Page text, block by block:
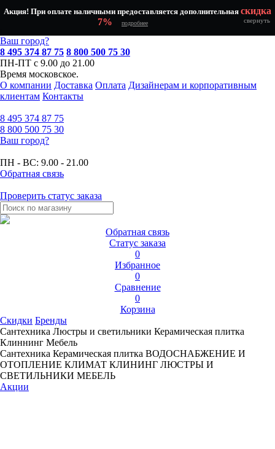
Акция! При оплате наличными предоставляется дополнительная скидка
7%
подробнее свернуть
Ваш город?
8 495 374 87 75 8 800 500 75 30
ПН-ПТ с 9.00 до 21.00
Время московское.
О компании Доставка Оплата Дизайнерам и корпоративным
клиентам Контакты
8 495 374 87 75
8 800 500 75 30
Ваш город?
ПН - ВС: 9.00 - 21.00
Обратная связь
Проверить статус заказа
Обратная связь
Статус заказа
0
Избранное
0
Сравнение
0
Корзина
Скидки Бренды
Сантехника Люстры и светильники Керамическая плитка
Клиннинг Мебель
Сантехника Керамическая плитка ВОДОСНАБЖЕНИЕ И
ОТОПЛЕНИЕ КЛИМАТ КЛИНИНГ ЛЮСТРЫ И
СВЕТИЛЬНИКИ МЕБЕЛЬ
Акции